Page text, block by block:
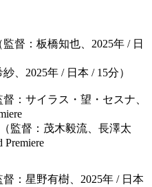
督：板橋知也、2025年 / 日
、2025年 / 日本 / 15分）
：サイラス・望・セスナ、
監督：茂木毅流、長澤太
：星野有樹、2025年 / 日本